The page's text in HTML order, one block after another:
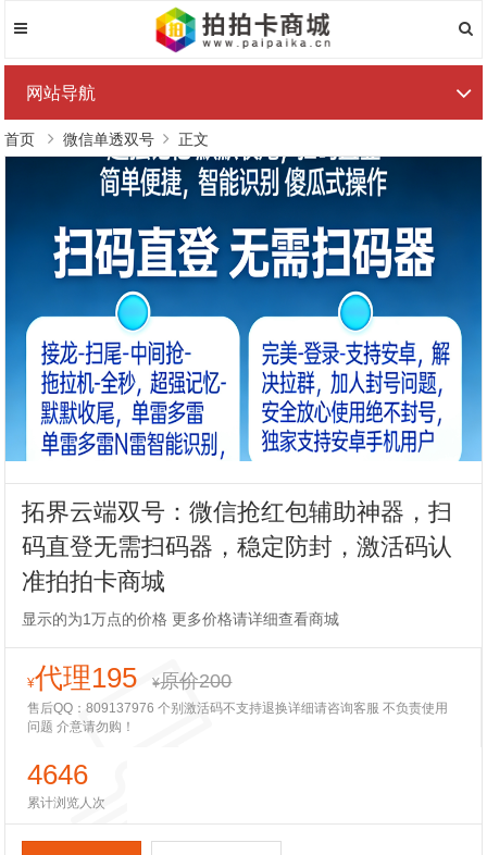
网站导航
首页 微信单透双号 正文
拓界云端双号：微信抢红包辅助神器，扫
码直登无需扫码器，稳定防封，激活码认
准拍拍卡商城
显示的为1万点的价格 更多价格请详细查看商城
¥代理195 ¥原价200
售后QQ：809137976 个别激活码不支持退换详细请咨询客服 不负责使用
问题 介意请勿购！
4646
累计浏览人次